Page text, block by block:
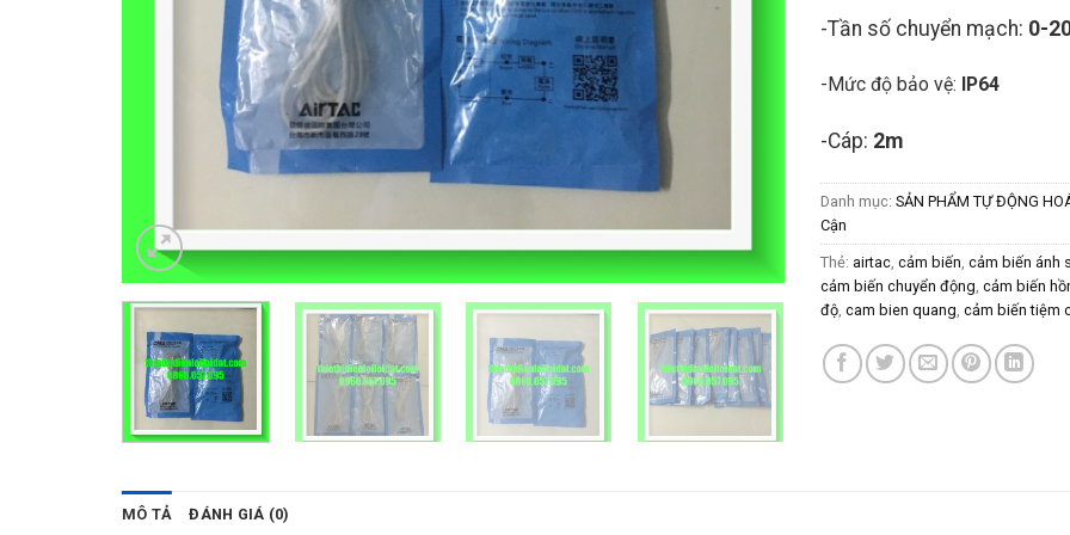
-Tần số chuyển mạch: 0-
-Mức độ bảo vệ: IP64
-Cáp: 2m
Danh mục: SẢN PHẨM TỰ ĐỘNG
Cận
Thẻ: airtac cảm biến cảm biến ánh
cảm biến chuyển động cảm biến
độ cam bien quang cảm biến tiệm
MÔ TẢ ĐÁNH GIÁ (0)